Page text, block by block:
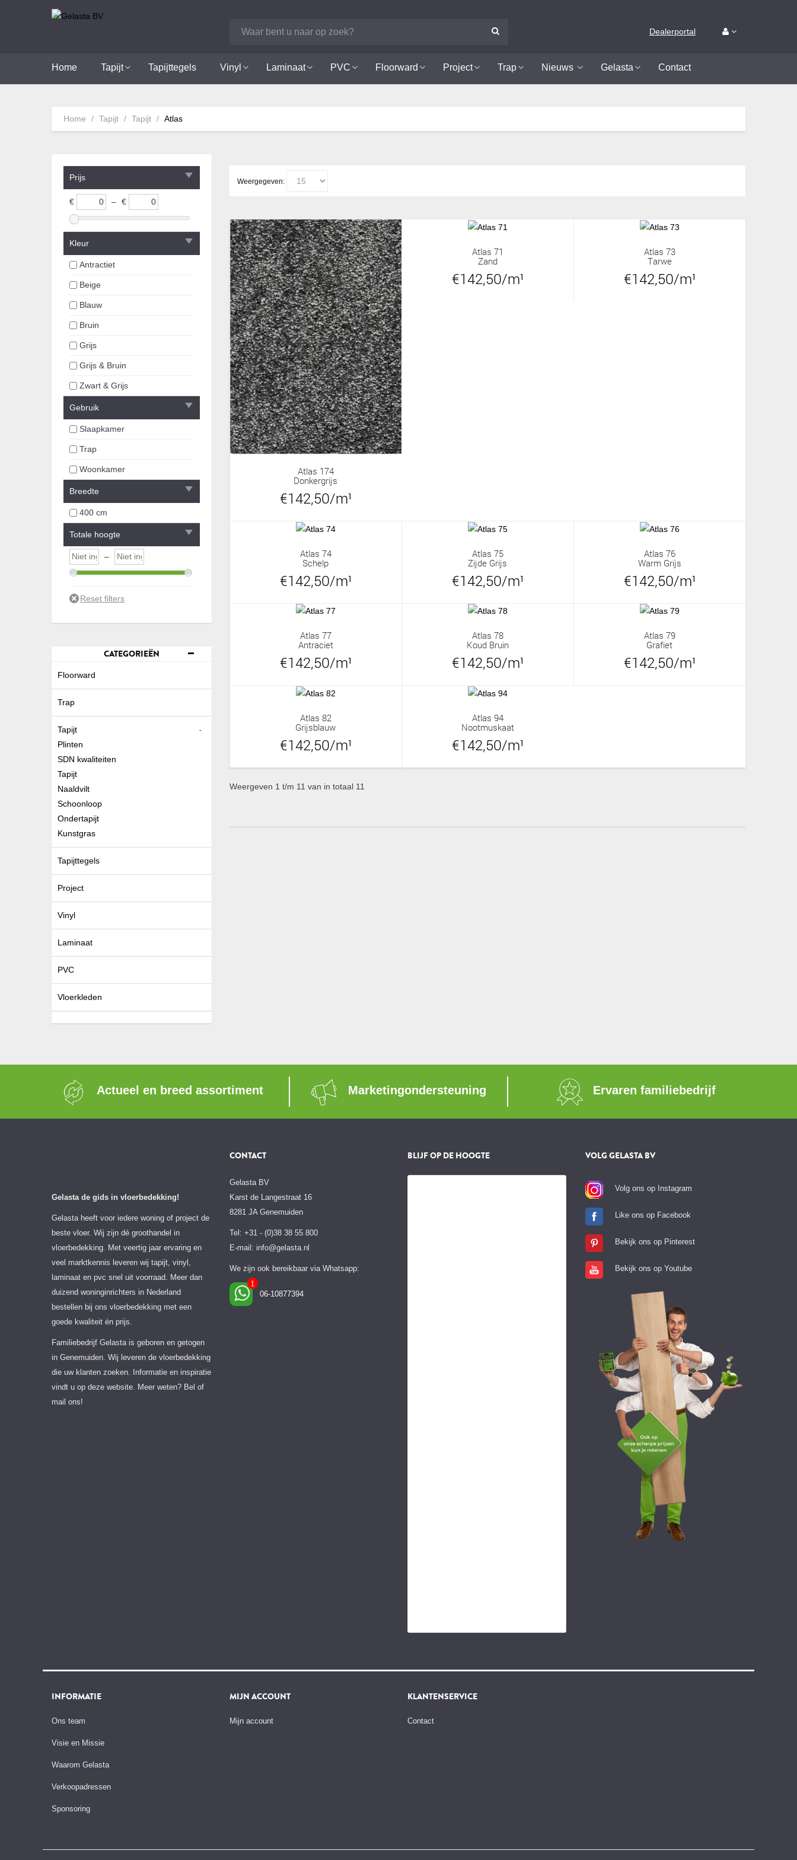
Dealerportal
Home Tapijt Tapijttegels Vinyl Laminaat PVC Floorward Project Trap Nieuws Gelasta Contact
Home Tapijt Tapijt Atlas
Prijs
€ – €
Kleur
Antractiet
Beige
Blauw
Bruin
Grijs
Grijs & Bruin
Zwart & Grijs
Gebruik
Slaapkamer
Trap
Woonkamer
Breedte
400 cm
Totale hoogte
–
CATEGORIEËN
Floorward
Trap
Tapijt -
Plinten
SDN kwaliteiten
Tapijt
Naaldvilt
Schoonloop
Ondertapijt
Kunstgras
Tapijttegels
Project
Vinyl
Laminaat
PVC
Vloerkleden
Weergegeven:
Atlas 174
Donkergrijs
€142,50/m¹
Atlas 71
Zand
€142,50/m¹
Atlas 73
Tarwe
€142,50/m¹
Atlas 74
Schelp
€142,50/m¹
Atlas 75
Zijde Grijs
€142,50/m¹
Atlas 76
Warm Grijs
€142,50/m¹
Atlas 77
Antraciet
€142,50/m¹
Atlas 78
Koud Bruin
€142,50/m¹
Atlas 79
Grafiet
€142,50/m¹
Atlas 82
Grijsblauw
€142,50/m¹
Atlas 94
Nootmuskaat
€142,50/m¹
Weergeven 1 t/m 11 van in totaal 11
Actueel en breed assortiment Marketingondersteuning Ervaren familiebedrijf
Gelasta de gids in vloerbedekking!
Gelasta heeft voor iedere woning of project de
beste vloer. Wij zijn dé groothandel in
vloerbedekking. Met veertig jaar ervaring en
veel marktkennis leveren wij tapijt, vinyl,
laminaat en pvc snel uit voorraad. Meer dan
duizend woninginrichters in Nederland
bestellen bij ons vloerbedekking met een
goede kwaliteit én prijs.
Familiebedrijf Gelasta is geboren en getogen
in Genemuiden. Wij leveren de vloerbedekking
die uw klanten zoeken. Informatie en inspiratie
vindt u op deze website. Meer weten? Bel of
mail ons!
CONTACT
Gelasta BV
Karst de Langestraat 16
8281 JA Genemuiden
Tel: +31 - (0)38 38 55 800
E-mail: info@gelasta.nl
We zijn ook bereikbaar via Whatsapp:
06-10877394
BLIJF OP DE HOOGTE VOLG GELASTA BV
Volg ons op Instagram
Like ons op Facebook
Bekijk ons op Pinterest
Bekijk ons op Youtube
INFORMATIE
Ons team
Visie en Missie
Waarom Gelasta
Verkoopadressen
Sponsoring
MIJN ACCOUNT
Mijn account
KLANTENSERVICE
Contact